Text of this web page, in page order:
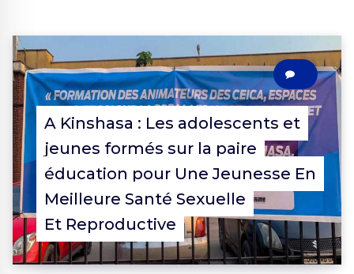
A Kinshasa : Les adolescents et
jeunes formés sur la paire
éducation pour Une Jeunesse En
Meilleure Santé Sexuelle
Et Reproductive